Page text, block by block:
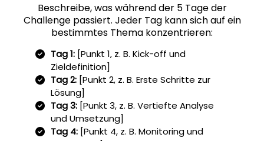
Beschreibe, was während der 5 Tage der
Challenge passiert. Jeder Tag kann sich auf ein
bestimmtes Thema konzentrieren:
Tag 1: [Punkt 1, z. B. Kick-off und
Zieldefinition]
Tag 2: [Punkt 2, z. B. Erste Schritte zur
Lösung]
Tag 3: [Punkt 3, z. B. Vertiefte Analyse
und Umsetzung]
Tag 4: [Punkt 4, z. B. Monitoring und